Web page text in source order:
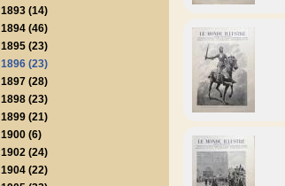
1893 (14)
1894 (46)
1895 (23)
1896 (23)
1897 (28)
1898 (23)
1899 (21)
1900 (6)
1902 (24)
1904 (22)